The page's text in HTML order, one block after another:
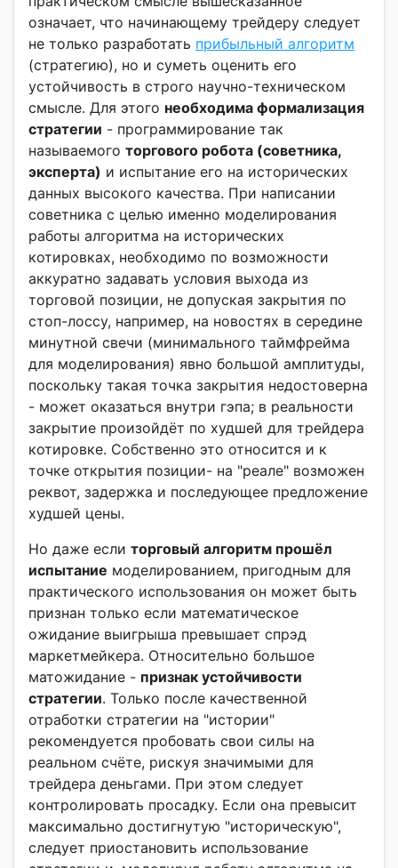
означает, что начинающему трейдеру следует
не только разработать прибыльный алгоритм
(стратегию), но и суметь оценить его
устойчивость в строго научно-техническом
смысле. Для этого необходима формализация
стратегии - программирование так
называемого торгового робота (советника,
эксперта) и испытание его на исторических
данных высокого качества. При написании
советника с целью именно моделирования
работы алгоритма на исторических
котировках, необходимо по возможности
аккуратно задавать условия выхода из
торговой позиции, не допуская закрытия по
стоп-лоссу, например, на новостях в середине
минутной свечи (минимального таймфрейма
для моделирования) явно большой амплитуды,
поскольку такая точка закрытия недостоверна
- может оказаться внутри гэпа; в реальности
закрытие произойдёт по худшей для трейдера
котировке. Собственно это относится и к
точке открытия позиции- на "реале" возможен
реквот, задержка и последующее предложение
худшей цены.
Но даже если торговый алгоритм прошёл
испытание моделированием, пригодным для
практического использования он может быть
признан только если математическое
ожидание выигрыша превышает спрэд
маркетмейкера. Относительно большое
матожидание - признак устойчивости
стратегии. Только после качественной
отработки стратегии на "истории"
рекомендуется пробовать свои силы на
реальном счёте, рискуя значимыми для
трейдера деньгами. При этом следует
контролировать просадку. Если она превысит
максимально достигнутую "историческую",
следует приостановить использование